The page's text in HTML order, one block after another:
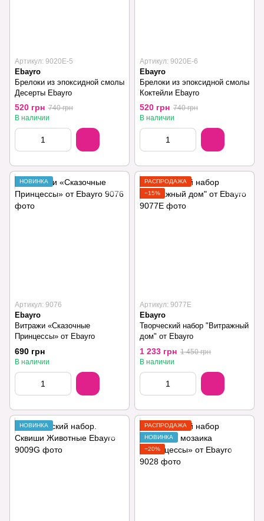
Артикул: 9020E-5
Ebayro
Брелоки из эпоксидной смолы
Десерты Ebayro
520 грн 740 грн
В наличии
Артикул: 9020Е-6
Ebayro
Брелоки из эпоксидной смолы
Коктейли Ebayro
520 грн 740 грн
В наличии
НОВИНКА
Артикул: 9076
Ebayro
Витражи «Сказочные
Принцессы» от Ebayro
690 грн
В наличии
РАСПРОДАЖА
−15%
Артикул: 9077E
Ebayro
Творческий набор "Витражный
дом" от Ebayro
1 233 грн 1 450 грн
В наличии
НОВИНКА
РАСПРОДАЖА
НОВИНКА
−20%